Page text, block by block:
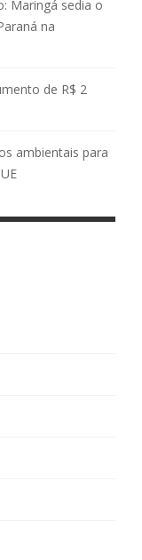
Maringá sedia o
na
de R$ 2
ambientais para